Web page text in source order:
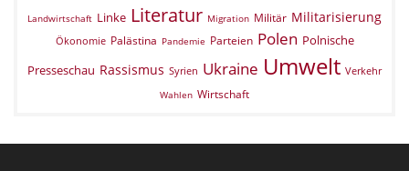
Landwirtschaft Linke Literatur Migration Militär Militarisierung
Ökonomie Palästina Pandemie Parteien Polen Polnische
Presseschau Rassismus Syrien Ukraine Umwelt Verkehr
Wahlen Wirtschaft